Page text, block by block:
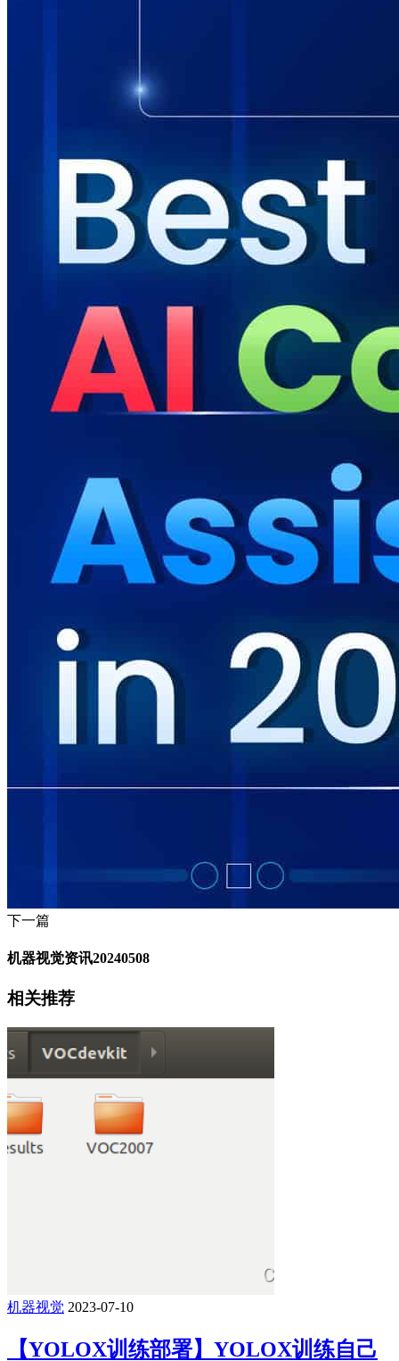
下一篇
机器视觉资讯20240508
相关推荐
机器视觉 2023-07-10
【YOLOX训练部署】YOLOX训练自己